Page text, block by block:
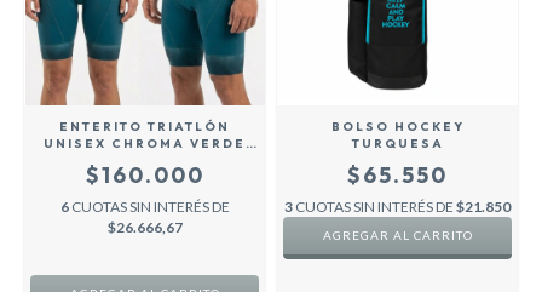
ENTERITO TRIATLÓN
UNISEX CHROMA VERDE
$160.000
6 CUOTAS SIN INTERÉS DE
$26.666,67
BOLSO HOCKEY
TURQUESA
$65.550
3 CUOTAS SIN INTERÉS DE $21.850